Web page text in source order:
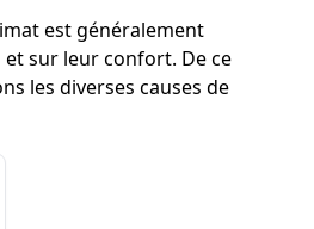
est généralement
sur leur confort. De ce
les diverses causes de